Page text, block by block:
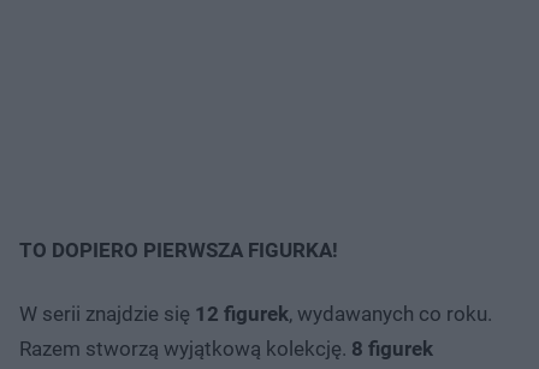
TO DOPIERO PIERWSZA FIGURKA!
W serii znajdzie się 12 figurek, wydawanych co roku.
Razem stworzą wyjątkową kolekcję. 8 figurek